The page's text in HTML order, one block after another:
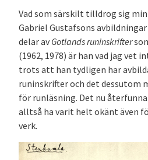
Vad som särskilt tilldrog sig
Gabriel Gustafsons
delar av Gotlands runinskrifter
(1962, 1978) är han vad jag vet
trots att han tydligen har
runinskrifter och det dessutom
för runläsning. Det nu
alltså ha varit helt okänt även
verk.